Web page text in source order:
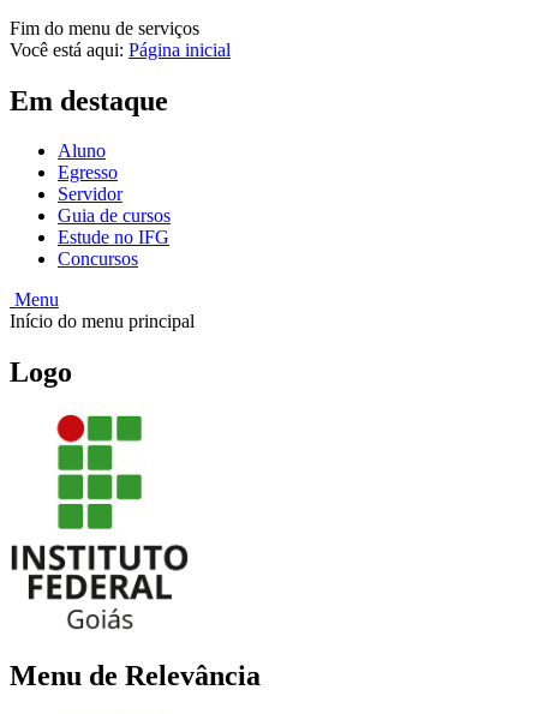
Fim do menu de serviços
Você está aqui: Página inicial
Em destaque
Aluno
Egresso
Servidor
Guia de cursos
Estude no IFG
Concursos
Menu
Início do menu principal
Logo
Menu de Relevância